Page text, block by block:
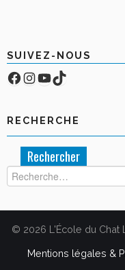
SUIVEZ-NOUS
Facebook
Compte Instagram
YouTube
TikTok
RECHERCHE
Rechercher :
© 2026 L'École du Chat
Mentions légales &